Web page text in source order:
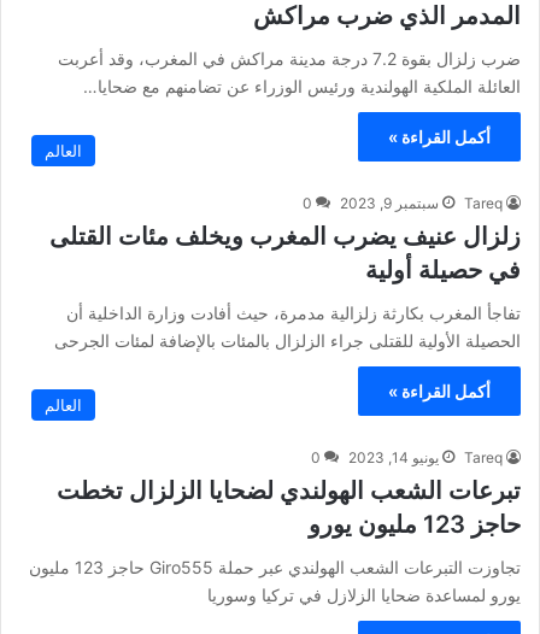
المدمر الذي ضرب مراكش
ضرب زلزال بقوة 7.2 درجة مدينة مراكش في المغرب، وقد أعربت
العائلة الملكية الهولندية ورئيس الوزراء عن تضامنهم مع ضحايا…
أكمل القراءة »
العالم
Tareq سبتمبر 9, 2023 0
زلزال عنيف يضرب المغرب ويخلف مئات القتلى
في حصيلة أولية
تفاجأ المغرب بكارثة زلزالية مدمرة، حيث أفادت وزارة الداخلية أن
الحصيلة الأولية للقتلى جراء الزلزال بالمئات بالإضافة لمئات الجرحى
أكمل القراءة »
العالم
Tareq يونيو 14, 2023 0
تبرعات الشعب الهولندي لضحايا الزلزال تخطت
حاجز 123 مليون يورو
تجاوزت التبرعات الشعب الهولندي عبر حملة Giro555 حاجز 123 مليون
يورو لمساعدة ضحايا الزلازل في تركيا وسوريا